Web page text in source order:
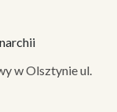
w Olsztynie ul.